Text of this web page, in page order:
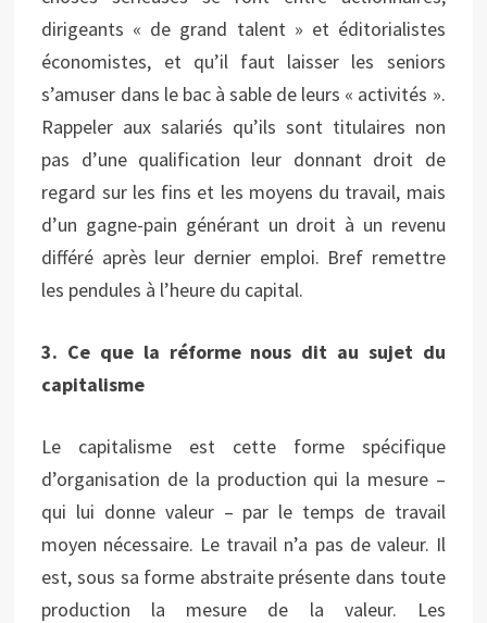
dirigeants « de grand talent » et éditorialistes
économistes, et qu’il faut laisser les seniors
s’amuser dans le bac à sable de leurs « activités ».
Rappeler aux salariés qu’ils sont titulaires non
pas d’une qualification leur donnant droit de
regard sur les fins et les moyens du travail, mais
d’un gagne-pain générant un droit à un revenu
différé après leur dernier emploi. Bref remettre
les pendules à l’heure du capital.
3. Ce que la réforme nous dit au sujet du
capitalisme
Le capitalisme est cette forme spécifique
d’organisation de la production qui la mesure –
qui lui donne valeur – par le temps de travail
moyen nécessaire. Le travail n’a pas de valeur. Il
est, sous sa forme abstraite présente dans toute
production la mesure de la valeur. Les